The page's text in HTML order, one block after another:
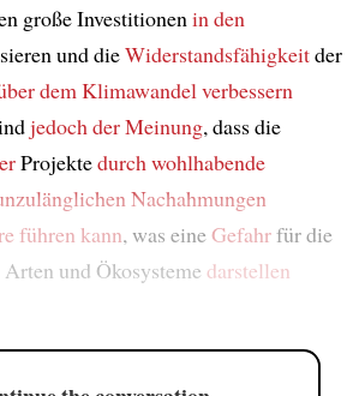
große Investitionen in den
und dieWiderstandsfähigkeitder
dem Klimawandel verbessern
jedoch der Meinung, dass die
Projektedurch wohlhabende
Nachahmungen
führen kann, was eineGefahrfür die
und Ökosysteme darstellen